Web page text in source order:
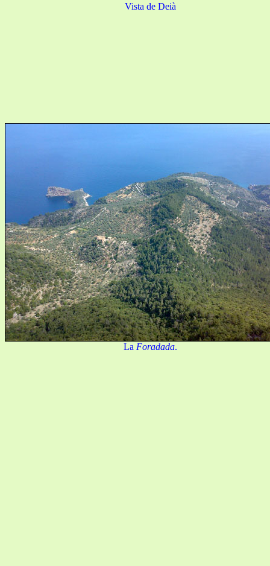
Vista de Deià
La Foradada.